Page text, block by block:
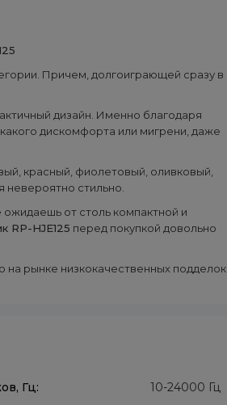
Причем, долгоиграющей сразу в
дизайн. Именно благодаря
дискомфорта или мигрени, даже
красный, фиолетовый, оливковый,
стильно.
ожидаешь от столь компактной и
RP-HJE125 перед покупкой довольно
рынке низкокачественных подделок.
Гц: 10-24000 Гц